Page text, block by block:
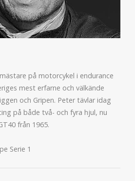
på motorcykel i endurance
mest erfarne och välkände
och Gripen. Peter tävlar idag
på både två- och fyra hjul, nu
från 1965.
Serie 1